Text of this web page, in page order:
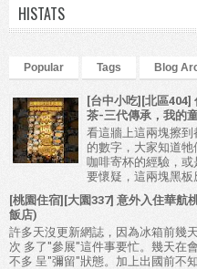
HISTATS
Popular Tags Blog
[台中小吃][北區404]
茶-三代傳承，我的
看這牆上這兩塊擦
的數字，大家知道
咖啡寄杯的經驗，或
要懷疑，這兩塊黑板
[桃園住宿][大園337] 意外入住華航
飯店)
許多天沒更新網誌，因為冰箱前幾
次 多了"參展"這件事要忙。幾天在
不多 呈"彌留"狀態。加上出國前不